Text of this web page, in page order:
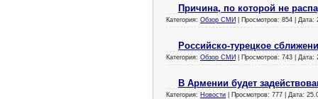
Причина, по которой не
Категория: Обзор СМИ | Просмотров: 854 | Дата:
Российско-турецкое
Категория: Обзор СМИ | Просмотров: 743 | Дата:
В Армении будет
Категория: Новости | Просмотров: 777 | Дата: